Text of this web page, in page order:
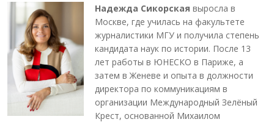
Надежда Сикорская выросла в
Москве, где училась на факультете
журналистики МГУ и получила степень
кандидата наук по истории. После 13
лет работы в ЮНЕСКО в Париже, а
затем в Женеве и опыта в должности
директора по коммуникациям в
организации Международный Зелёный
Крест, основанной Михаилом